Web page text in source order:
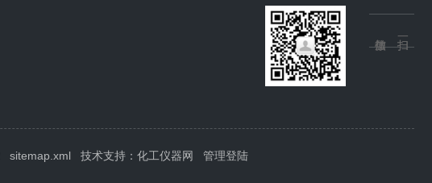
sitemap.xml 技术支持： 化工仪器网 管理登陆